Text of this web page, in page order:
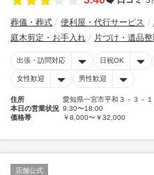
葬儀・葬式 便利屋・代行サービス
庭木剪定・お手入れ
片づけ・遺品整
出張・訪問対応 日祝OK
女性歓迎 男性歓迎
住所
愛知県一宮市平和３－３－１
本日の営業状況 9:30〜18:00
価格帯
￥8,000〜￥32,000
店舗公式